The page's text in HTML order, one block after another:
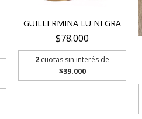
GUILLERMINA LU NEGRA
$78.000
2 cuotas sin interés de
$39.000